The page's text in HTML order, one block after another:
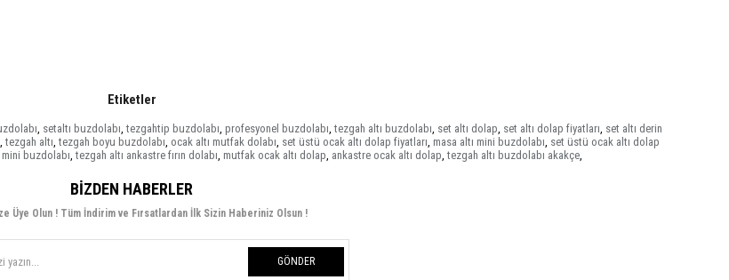
Etiketler
, setaltı buzdolabı, tezgahtip buzdolabı, profesyonel buzdolabı, tezgah altı buzdolabı, set altı dolap, set altı dolap fiyatları, set altı derin
, tezgah altı, tezgah boyu buzdolabı, ocak altı mutfak dolabı, set üstü ocak altı dolap fiyatları, masa altı mini buzdolabı, set üstü ocak altı dolap
buzdolabı, tezgah altı ankastre fırın dolabı, mutfak ocak altı dolap, ankastre ocak altı dolap, tezgah altı buzdolabı akakçe,
BIZDEN HABERLER
Üye Olun ! Tüm İndirim ve Fırsatlardan İlk Sizin Haberiniz Olsun !
GÖNDER